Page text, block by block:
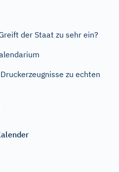
der Staat zu sehr ein?
zu echten